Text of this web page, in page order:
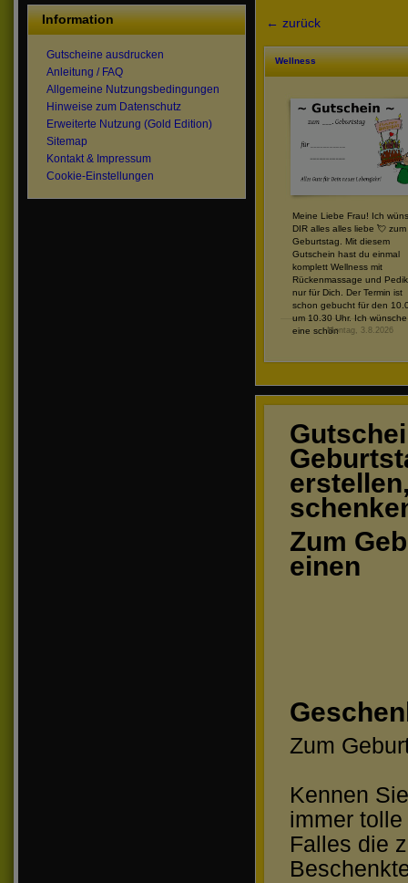
← zurück
Wellness
Meine Liebe Frau! Ich
DIR alles alles liebe 💘 zum
Geburtstag. Mit diesem
Gutschein hast du einmal
komplett Wellness mit
Rückenmassage und
nur für Dich. Der Termin ist
schon gebucht für den
um 10.30 Uhr. Ich
eine schönMontag, 3.8.2026
Zum
einen
Zum
Kennen
immer
Falles die
Information
Gutscheine ausdrucken
Anleitung / FAQ
Allgemeine Nutzungsbedingungen
Hinweise zum Datenschutz
Erweiterte Nutzung (Gold Edition)
Sitemap
Kontakt & Impressum
Cookie-Einstellungen